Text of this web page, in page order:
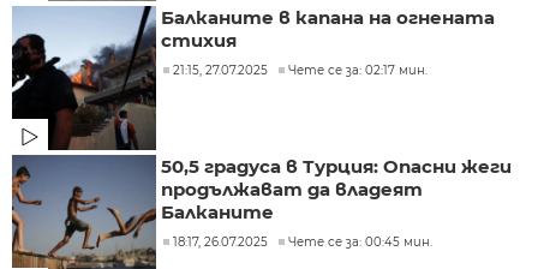
Балканите в капана на огнената
стихия
21:15, 27.07.2025 Чете се за: 02:17 мин.
50,5 градуса в Турция: Опасни жеги
продължават да владеят
Балканите
18:17, 26.07.2025 Чете се за: 00:45 мин.